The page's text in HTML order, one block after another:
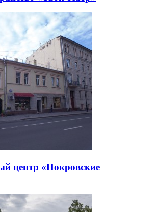
центр «Покровские